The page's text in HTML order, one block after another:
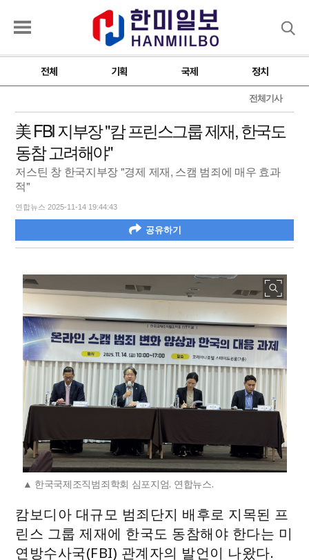
전체 기획 국제 정치
전체기사
美 FBI 지부장 "캄 프린스그룹 제재, 한국도
동참 고려해야"
저스틴 창 한국지부장 "경제 제재, 스캠 범죄에 매우 효과
적"
연합뉴스 2025-11-14 19:44:43
공유하기
한국국제조직범죄학회 심포지엄. 연합뉴스.
캄보디아 대규모 범죄단지 배후로 지목된 프
린스 그룹 제재에 한국도 동참해야 한다는 미
연방수사국(FBI) 관계자의 발언이 나왔다.